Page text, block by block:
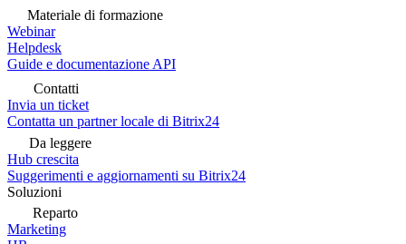
Materiale di formazione
Webinar
Helpdesk
Guide e documentazione API
Contatti
Invia un ticket
Contatta un partner locale di Bitrix24
Da leggere
Hub crescita
Suggerimenti e aggiornamenti su Bitrix24
Soluzioni
Reparto
Marketing